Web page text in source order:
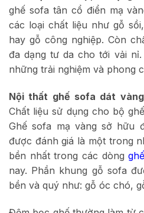
ghế sofa tân cổ điển mạ
các loại chất liệu như gỗ
hay gỗ công nghiệp. Còn
đa dạng tư da cho tới vải
những trải nghiệm và phong
Nội thất ghế sofa dát
Chất liệu sử dụng cho bộ
Ghế sofa mạ vàng sở hữu
được đánh giá là một trong
bền nhất trong các dòng
nay. Phần khung gỗ sofa
bền và quý như: gỗ óc chó,